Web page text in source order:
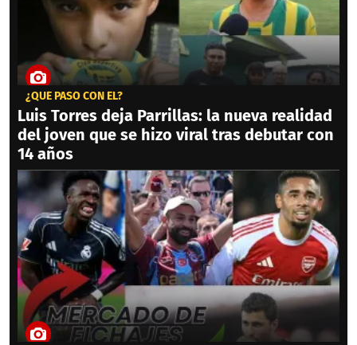
¿QUÉ PASÓ CON ÉL?
Luis Torres deja Parrillas: la nueva realidad
del joven que se hizo viral tras debutar con
14 años